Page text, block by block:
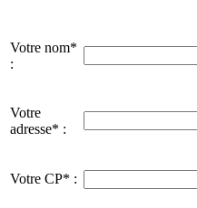
Votre nom*
:
Votre
adresse* :
Votre CP* :